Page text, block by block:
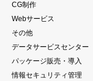
CG制作
Webサービス
その他
データサービスセンター
パッケージ販売・導入
情報セキュリティ管理